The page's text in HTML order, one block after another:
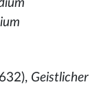
Geistlicher